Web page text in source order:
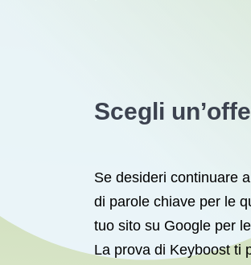
Scegli
Se desideri continuare
di parole chiave per le
tuo sito su Google per
La prova di Keyboost ti